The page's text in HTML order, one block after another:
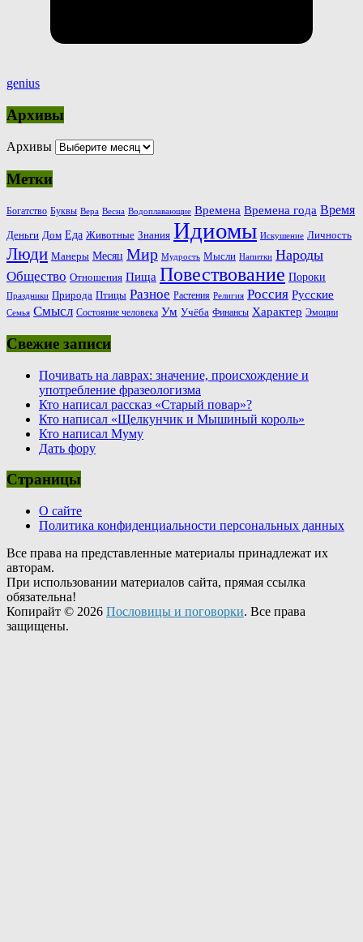
genius
Архивы
Архивы
Метки
Богатство Буквы Вера Весна Водоплавающие Времена Времена года Время
Деньги Дом Еда Животные Знания Идиомы Искушение Личность
Люди Манеры Месяц Мир Мудрость Мысли Напитки Народы
Общество Отношения Пища Повествование Пороки
Праздники Природа Птицы Разное Растения Религия Россия Русские
Семья Смысл Состояние человека Ум Учёба Финансы Характер Эмоции
Свежие записи
Почивать на лаврах: значение, происхождение и
употребление фразеологизма
Кто написал рассказ «Старый повар»?
Кто написал «Щелкунчик и Мышиный король»
Кто написал Муму
Дать фору
Страницы
О сайте
Политика конфиденциальности персональных данных
Все права на представленные материалы принадлежат их
авторам.
При использовании материалов сайта, прямая ссылка
обязательна!
Копирайт © 2026 Пословицы и поговорки. Все права
защищены.